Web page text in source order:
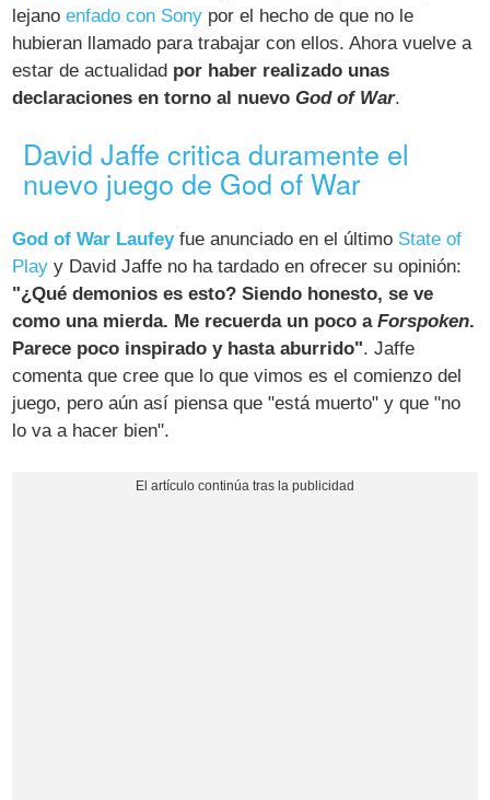
lejanoenfado con Sony por el hecho de que no le
hubieran llamado para trabajar con ellos. Ahora vuelve a
estar de actualidad por haber realizado unas
declaraciones en torno al nuevoGod of War.
David Jaffe critica duramente el
nuevo juego de God of War
God of War Laufeyfue anunciado en el último State of
Play y David Jaffe no ha tardado en ofrecer su opinión:
"¿Qué demonios es esto? Siendo honesto, se ve
como una mierda. Me recuerda un poco aForspoken.
Parece poco inspirado y hasta aburrido". Jaffe
comenta que cree que lo que vimos es el comienzo del
juego, pero aún así piensa que "está muerto" y que "no
lo va a hacer bien".